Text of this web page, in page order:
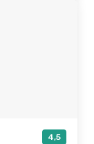
4,5